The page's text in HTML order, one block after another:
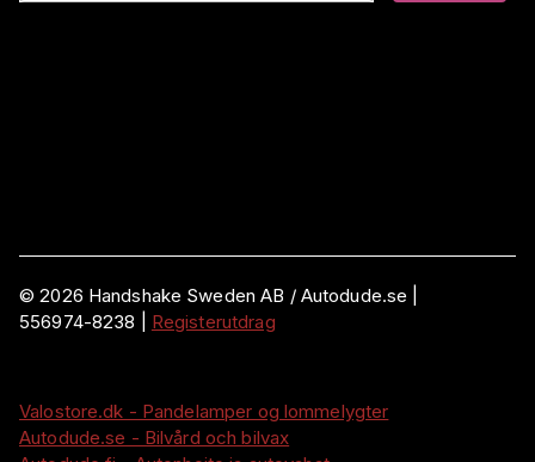
©2026 Handshake Sweden AB / Autodude.se |
556974-8238
Registerutdrag
Valostore.dk - Pandelamper og lommelygter
Autodude.se - Bilvård och bilvax